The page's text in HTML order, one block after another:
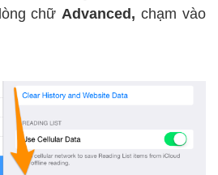
chữAdvanced, chạm vào